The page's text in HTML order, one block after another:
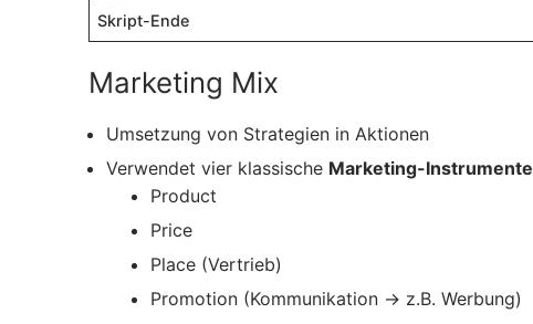
Skript-Ende
Marketing Mix
Umsetzung von Strategien in Aktionen
Verwendet vier klassische Marketing-Instrumente
Product
Price
Place (Vertrieb)
Promotion (Kommunikation → z.B. Werbung)